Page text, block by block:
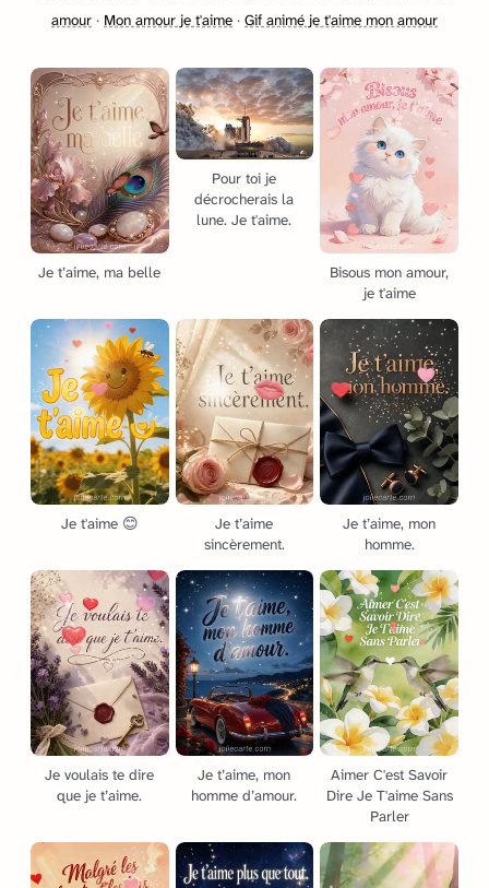
amour · Mon amour je t'aime · Gif animé je t'aime mon amour
Je t’aime, ma belle
Pour toi je
décrocherais la
lune. Je t'aime.
Bisous mon amour,
je t'aime
Je t'aime 😊
Je t’aime
sincèrement.
Je t’aime, mon
homme.
Je voulais te dire
que je t’aime.
Je t’aime, mon
homme d’amour.
Aimer C'est Savoir
Dire Je T'aime Sans
Parler